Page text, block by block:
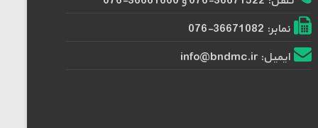
نمابر: 36671082-076
ایمیل: info@bndmc.ir